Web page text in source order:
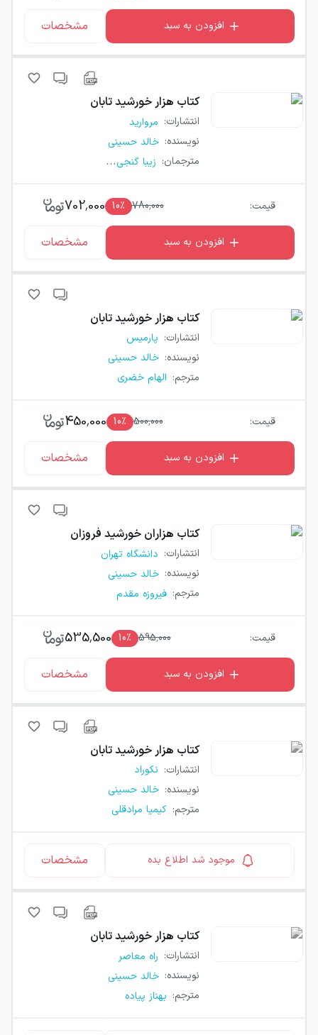
افزودن به سبد مشخصات
کتاب هزار خورشید تابان
انتشارات: مروارید
نویسنده: خالد حسینی
مترجمان: زیبا گنجی...
قیمت: 780,000
10٪ 702,000
افزودن به سبد مشخصات
کتاب هزار خورشید تابان
انتشارات: پارمیس
نویسنده: خالد حسینی
مترجم: الهام خضری
قیمت: 500,000
10٪ 450,000
افزودن به سبد مشخصات
کتاب هزاران خورشید فروزان
انتشارات: دانشگاه تهران
نویسنده: خالد حسینی
مترجم: فیروزه مقدم
قیمت: 595,000
10٪ 535,500
افزودن به سبد مشخصات
کتاب هزار خورشید تابان
انتشارات: نکوراد
نویسنده: خالد حسینی
مترجم: کیمیا مرادقلی
موجود شد اطلاع بده مشخصات
کتاب هزار خورشید تابان
انتشارات: راه معاصر
نویسنده: خالد حسینی
مترجم: بهناز پیاده